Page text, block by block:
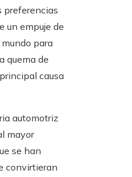
preferencias
un empuje de
para
quema de
causa
automotriz
mayor
se han
convirtieran